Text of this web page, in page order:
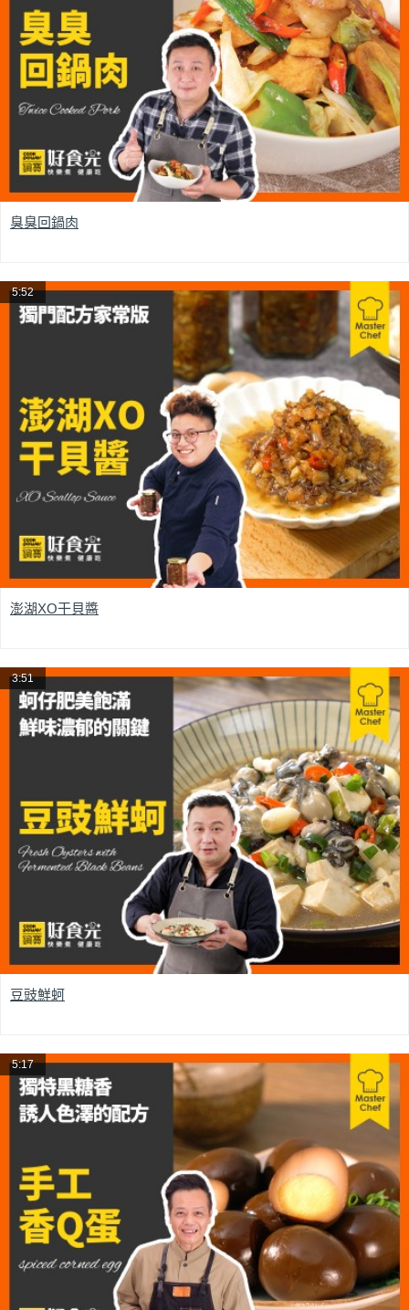
臭臭回鍋肉
5:52
澎湖XO干貝醬
3:51
豆豉鮮蚵
5:17